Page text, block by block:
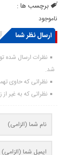
برچسب ها :
ناموجود
ارسال نظر شما
انتشار یافته : ۰
نظرات ارسال شده
شد.
نظراتی که حاوی
نظراتی که به غیر